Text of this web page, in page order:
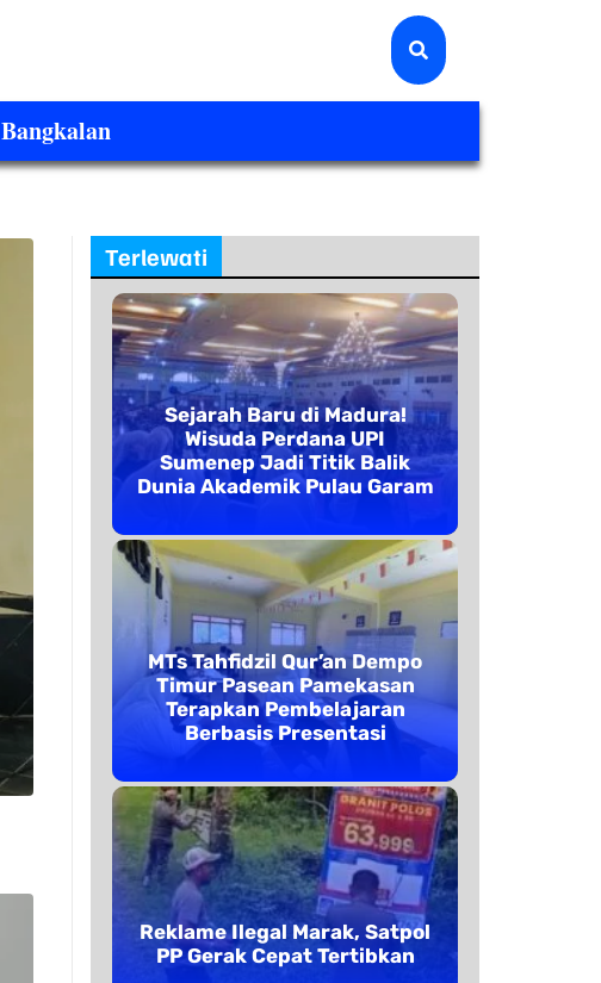
Bangkalan
Terlewati
Sejarah Baru di Madura!
Wisuda Perdana UPI
Sumenep Jadi Titik Balik
Dunia Akademik Pulau Garam
MTs Tahfidzil Qur’an Dempo
Timur Pasean Pamekasan
Terapkan Pembelajaran
Berbasis Presentasi
Reklame Ilegal Marak, Satpol
PP Gerak Cepat Tertibkan